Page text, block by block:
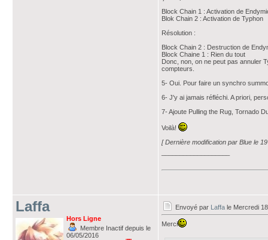
Block Chain 1 : Activation de
Blok Chain 2 : Activation de Typhon
Résolution :
Block Chain 2 : Destruction de
Block Chaine 1 : Rien du tout
Donc, non, on ne peut pas annuler
compteurs.
5- Oui. Pour faire un synchro
6- J'y ai jamais réfléchi. A priori,
7- Ajoute Pulling the Rug, Tornado
Voilà!
[ Dernière modification par Blue le
Laffa
Hors Ligne
Membre Inactif depuis le
06/05/2016
Envoyé par Laffa le Mercredi
Merci